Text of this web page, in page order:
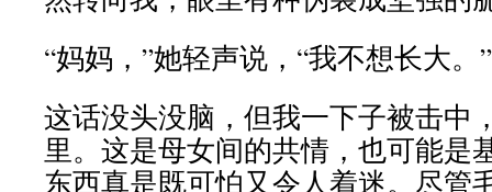
“妈妈，”她轻声说，“我不想长大。”
这话没头没脑，但我一下子被击中
里。这是母女间的共情，也可能
东西真是既可怕又令人着迷。尽管